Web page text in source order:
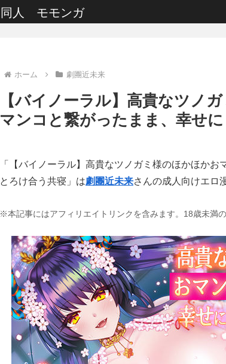
同人 モモンガ
ホーム 劇團近未来
【バイノーラル】高貴なツノ
マンコと繋がったまま、幸せ
「【バイノーラル】高貴なツノガミ様のほかほかお
とろけ合う共寝」は劇團近未来さんの成人向けエロ
※本記事にはアフィリエイトリンクを含みます。18歳未満